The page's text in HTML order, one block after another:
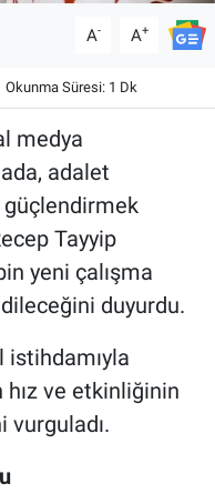
A- A+
Okunma Süresi: 1 Dk
medya
adalet
güçlendirmek
Tayyip
yeni çalışma
duyurdu.
istihdamıyla
ve etkinliğinin
vurguladı.